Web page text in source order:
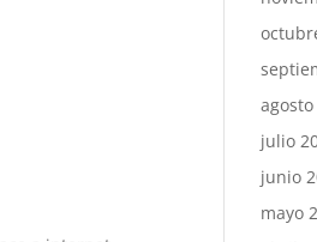
julio
junio
mayo